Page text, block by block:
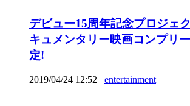
デビュー15周年記念プロジェ
キュメンタリー映画コンプリ
定!
2019/04/24 12:52 entertainment